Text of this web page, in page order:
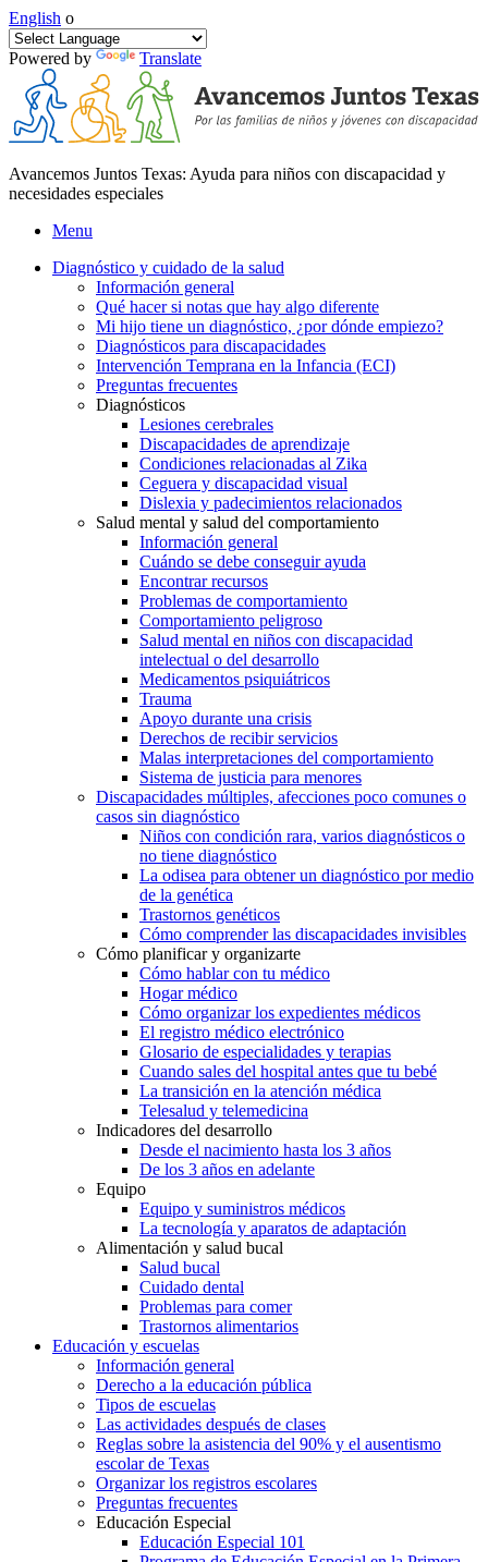
English o
Powered by Translate
Avancemos Juntos Texas: Ayuda para niños con discapacidad y
necesidades especiales
Menu
Diagnóstico y cuidado de la salud
Información general
Qué hacer si notas que hay algo diferente
Mi hijo tiene un diagnóstico, ¿por dónde empiezo?
Diagnósticos para discapacidades
Intervención Temprana en la Infancia (ECI)
Preguntas frecuentes
Diagnósticos
Lesiones cerebrales
Discapacidades de aprendizaje
Condiciones relacionadas al Zika
Ceguera y discapacidad visual
Dislexia y padecimientos relacionados
Salud mental y salud del comportamiento
Información general
Cuándo se debe conseguir ayuda
Encontrar recursos
Problemas de comportamiento
Comportamiento peligroso
Salud mental en niños con discapacidad
intelectual o del desarrollo
Medicamentos psiquiátricos
Trauma
Apoyo durante una crisis
Derechos de recibir servicios
Malas interpretaciones del comportamiento
Sistema de justicia para menores
Discapacidades múltiples, afecciones poco comunes o
casos sin diagnóstico
Niños con condición rara, varios diagnósticos o
no tiene diagnóstico
La odisea para obtener un diagnóstico por medio
de la genética
Trastornos genéticos
Cómo comprender las discapacidades invisibles
Cómo planificar y organizarte
Cómo hablar con tu médico
Hogar médico
Cómo organizar los expedientes médicos
El registro médico electrónico
Glosario de especialidades y terapias
Cuando sales del hospital antes que tu bebé
La transición en la atención médica
Telesalud y telemedicina
Indicadores del desarrollo
Desde el nacimiento hasta los 3 años
De los 3 años en adelante
Equipo
Equipo y suministros médicos
La tecnología y aparatos de adaptación
Alimentación y salud bucal
Salud bucal
Cuidado dental
Problemas para comer
Trastornos alimentarios
Educación y escuelas
Información general
Derecho a la educación pública
Tipos de escuelas
Las actividades después de clases
Reglas sobre la asistencia del 90% y el ausentismo
escolar de Texas
Organizar los registros escolares
Preguntas frecuentes
Educación Especial
Educación Especial 101